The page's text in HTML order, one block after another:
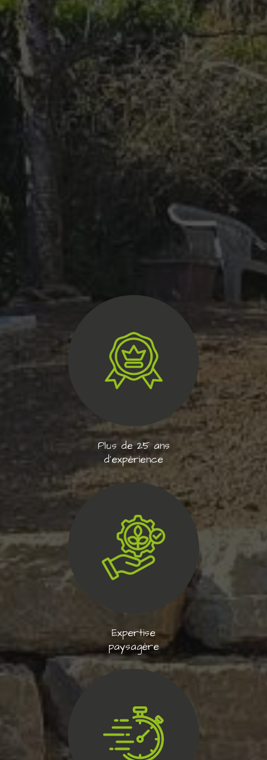
Plus de 25 ans
d'expérience
Expertise
paysagère